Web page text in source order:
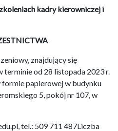
kadry kierowniczej i
znajdujący się
terminie od 28 listopada 2023 r.
papierowej w budynku
5, pokój nr 107, w
tel.: 509 711 487Liczba